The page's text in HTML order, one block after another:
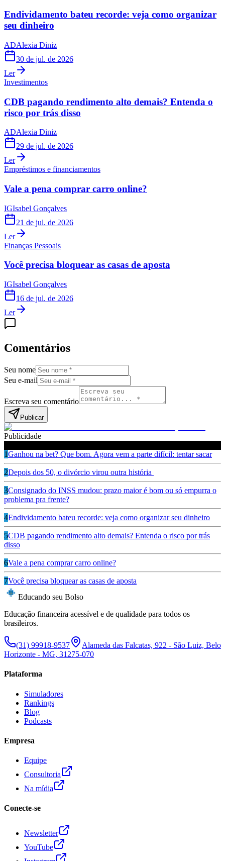
Endividamento bateu recorde: veja como organizar
seu dinheiro
ADAlexia Diniz
30 de jul. de 2026
Ler
Investimentos
CDB pagando rendimento alto demais? Entenda o
risco por trás disso
ADAlexia Diniz
29 de jul. de 2026
Ler
Empréstimos e financiamentos
Vale a pena comprar carro online?
IGIsabel Gonçalves
21 de jul. de 2026
Ler
Finanças Pessoais
Você precisa bloquear as casas de aposta
IGIsabel Gonçalves
16 de jul. de 2026
Ler
Comentários
Seu nome
Seu e-mail
Escreva seu comentário
Publicar
Publicidade
1Ganhou na bet? Que bom. Agora vem a parte difícil: tentar sacar
2Depois dos 50, o divórcio virou outra história
3Consignado do INSS mudou: prazo maior é bom ou só empurra o
problema pra frente?
4Endividamento bateu recorde: veja como organizar seu dinheiro
5CDB pagando rendimento alto demais? Entenda o risco por trás
disso
6Vale a pena comprar carro online?
7Você precisa bloquear as casas de aposta
Educando seu Bolso
Educação financeira acessível e de qualidade para todos os
brasileiros.
(31) 99918-9537
Alameda das Falcatas, 922 - São Luiz, Belo
Horizonte - MG, 31275-070
Plataforma
Simuladores
Rankings
Blog
Podcasts
Empresa
Equipe
Consultoria
Na mídia
Conecte-se
Newsletter
YouTube